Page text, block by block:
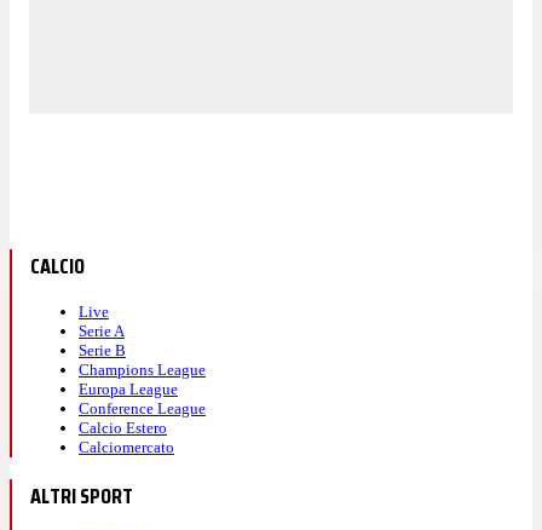
CALCIO
Live
Serie A
Serie B
Champions League
Europa League
Conference League
Calcio Estero
Calciomercato
ALTRI SPORT